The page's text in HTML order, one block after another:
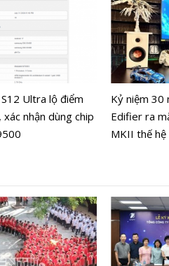
Ultra lộ điểm
nhận dùng chip
Kỷ niệm 30
Edifier ra
MKII thế hệ